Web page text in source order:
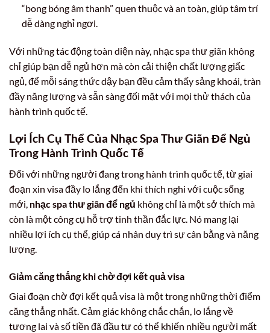
“bong bóng âm thanh” quen thuộc và an toàn, giúp tâm trí
dễ dàng nghỉ ngơi.
Với những tác động toàn diện này, nhạc spa thư giãn không
chỉ giúp bạn dễ ngủ hơn mà còn cải thiện chất lượng giấc
ngủ, để mỗi sáng thức dậy bạn đều cảm thấy sảng khoái, tràn
đầy năng lượng và sẵn sàng đối mặt với mọi thử thách của
hành trình quốc tế.
Lợi Ích Cụ Thể Của Nhạc Spa Thư Giãn Để Ngủ
Trong Hành Trình Quốc Tế
Đối với những người đang trong hành trình quốc tế, từ giai
đoạn xin visa đầy lo lắng đến khi thích nghi với cuộc sống
mới, nhạc spa thư giãn để ngủ không chỉ là một sở thích mà
còn là một công cụ hỗ trợ tinh thần đắc lực. Nó mang lại
nhiều lợi ích cụ thể, giúp cá nhân duy trì sự cân bằng và năng
lượng.
Giảm căng thẳng khi chờ đợi kết quả visa
Giai đoạn chờ đợi kết quả visa là một trong những thời điểm
căng thẳng nhất. Cảm giác không chắc chắn, lo lắng về
tương lai và số tiền đã đầu tư có thể khiến nhiều người mất